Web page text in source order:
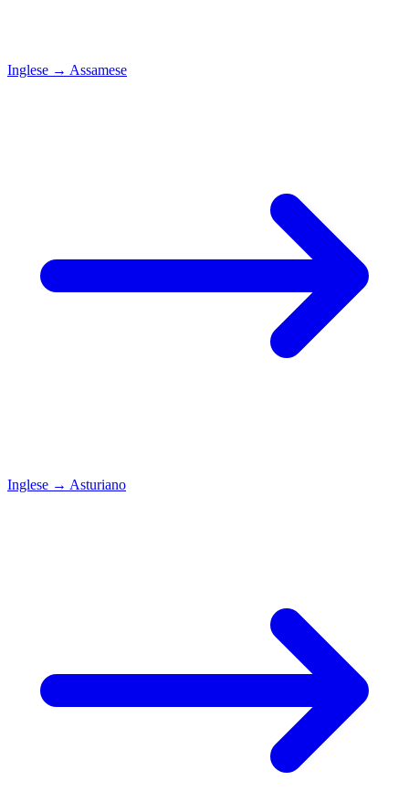
Inglese → Assamese
Inglese → Asturiano